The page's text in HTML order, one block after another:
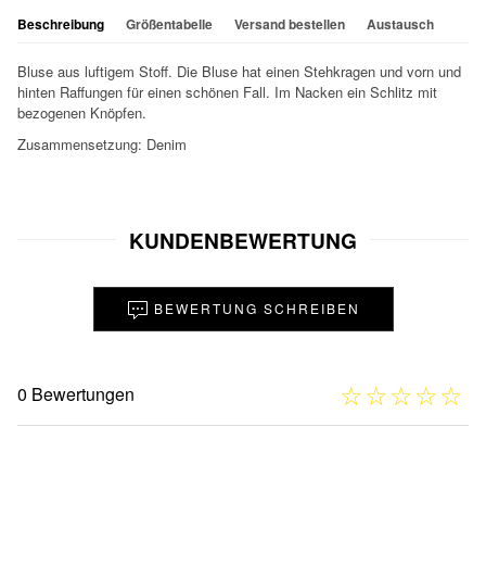
Beschreibung Größentabelle Versand bestellen Austausch
Bluse aus luftigem Stoff. Die Bluse hat einen Stehkragen und vorn und
hinten Raffungen für einen schönen Fall. Im Nacken ein Schlitz mit
bezogenen Knöpfen.
Zusammensetzung: Denim
KUNDENBEWERTUNG
BEWERTUNG SCHREIBEN
0 Bewertungen ☆☆☆☆☆
★★★★★